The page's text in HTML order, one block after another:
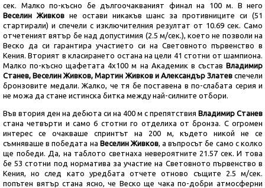
сек. Малко по-късно бе дългоочакваният финал на 100 м. В него
Веселин Живковне остави никакъв шанс за противниците си (51
стартирали) и спечели с изключителния резултат от 10.69 сек. Само
отчетеният вятър бе над допустимия (2.5 м/сек.), което не позволи на
Веско да си гарантира участието си на Световното първенство в
Кения. Вторият в класирането остана на цели 41 стотни от шампиона.
Малко по-късно щафетата 4х100 м на Академик в съставВладимир
Станев, Веселин Живков, Мартин Живков и Александър Златевспечели
бронзовите медали. Жалко, че тя бе поставена в по-слабата серия и
не можа да стане истинска битка между най-силните отбори.
Във втория ден на дебюта си на 400 м с препятствияВладимир Станев
стана четвърти и само 6 стотни го отделиха от бронза. С огромен
интерес се очакваше спринтът на 200 м, където никой не се
съмняваше в победата на Веселин Живков, а въпросът бе само с колко
ще победи. Да, на таблото светнаха невероятните 21.57 сек. И това
бе 53 стотни под норматива за участие на Световното първенство в
Кения, но след като уредбата отчете отново същите 2.5 м/сек.
попътен вятър стана ясно, че Веско ще чака по-добри атмосферни